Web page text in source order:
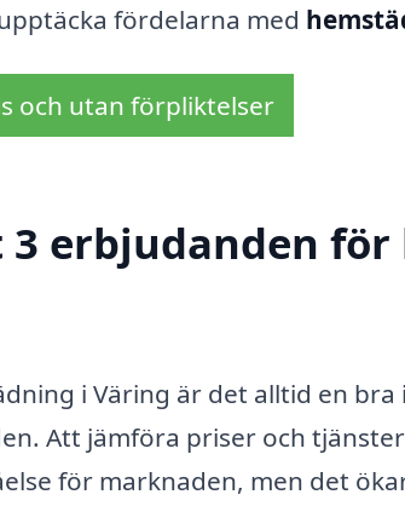
fördelarna med
och utan förpliktelser
erbjudanden
i Väring är det alltid en
Att jämföra priser och
för marknaden, men det